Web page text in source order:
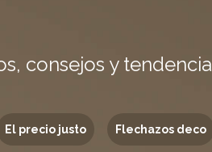
consejos y
El precio justo Flechazos deco